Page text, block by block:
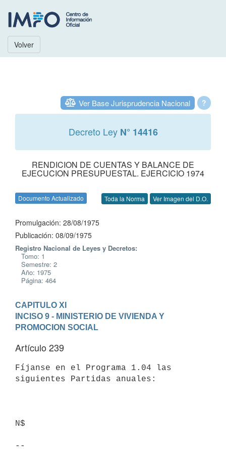
Volver
?
Ver Base Jurisprudencia Nacional
Decreto Ley N° 14416
RENDICION DE CUENTAS Y BALANCE DE
EJECUCION PRESUPUESTAL. EJERCICIO 1974
Documento Actualizado Toda la Norma Ver Imagen del D.O.
Promulgación: 28/08/1975
Publicación: 08/09/1975
Registro Nacional de Leyes y Decretos:
Tomo: 1
Semestre: 2
Año: 1975
Página: 464
CAPITULO XI
INCISO 9 - MINISTERIO DE VIVIENDA Y
PROMOCION SOCIAL
Artículo 239
Fíjanse en el Programa 1.04 las
siguientes Partidas anuales:
N$
--